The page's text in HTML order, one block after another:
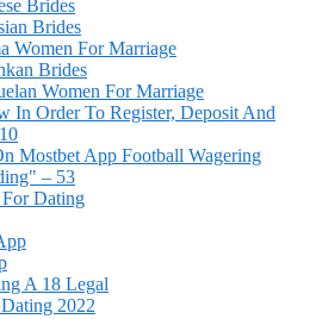
Brides
Brides
Women For Marriage
Brides
Women For Marriage
In Order To Register, Deposit And
Mostbet App Football Wagering
– 53
For Dating
A 18 Legal
2022